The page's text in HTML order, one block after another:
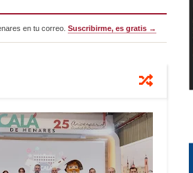
en tu correo. Suscribirme, es gratis →